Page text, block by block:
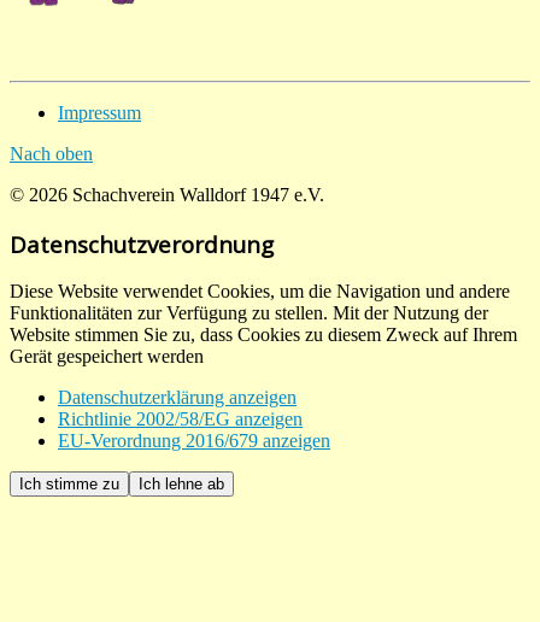
Impressum
Nach oben
© 2026 Schachverein Walldorf 1947 e.V.
Datenschutzverordnung
Diese Website verwendet Cookies, um die Navigation und andere
Funktionalitäten zur Verfügung zu stellen. Mit der Nutzung der
Website stimmen Sie zu, dass Cookies zu diesem Zweck auf Ihrem
Gerät gespeichert werden
Datenschutzerklärung anzeigen
Richtlinie 2002/58/EG anzeigen
EU-Verordnung 2016/679 anzeigen
Ich stimme zu Ich lehne ab